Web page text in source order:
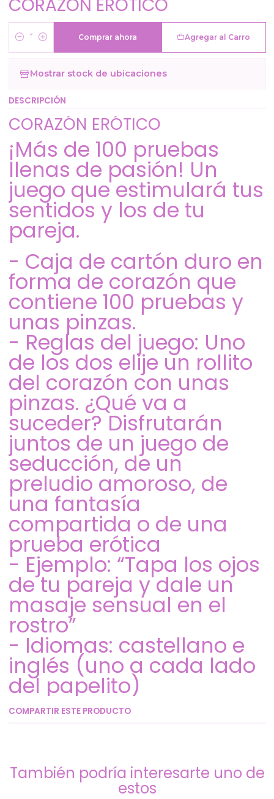
CORAZÓN ERÓTICO
Cantidad
Agregar al Carro
Comprar ahora
Mostrar stock de ubicaciones
DESCRIPCIÓN
CORAZÓN ERÓTICO
¡Más de 100 pruebas
llenas de pasión! Un
juego que estimulará tus
sentidos y los de tu
pareja.
- Caja de cartón duro en
forma de corazón que
contiene 100 pruebas y
unas pinzas.
- Reglas del juego: Uno
de los dos elije un rollito
del corazón con unas
pinzas. ¿Qué va a
suceder? Disfrutarán
juntos de un juego de
seducción, de un
preludio amoroso, de
una fantasía
compartida o de una
prueba erótica
- Ejemplo: “Tapa los ojos
de tu pareja y dale un
masaje sensual en el
rostro”
- Idiomas: castellano e
inglés (uno a cada lado
del papelito)
COMPARTIR ESTE PRODUCTO
También podría interesarte uno de
estos